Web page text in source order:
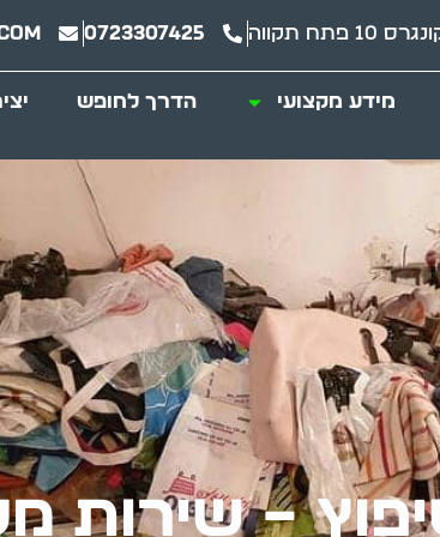
10 פתח תקווה 0723307425
מידע מקצועי הדרך לחופש
– שירות